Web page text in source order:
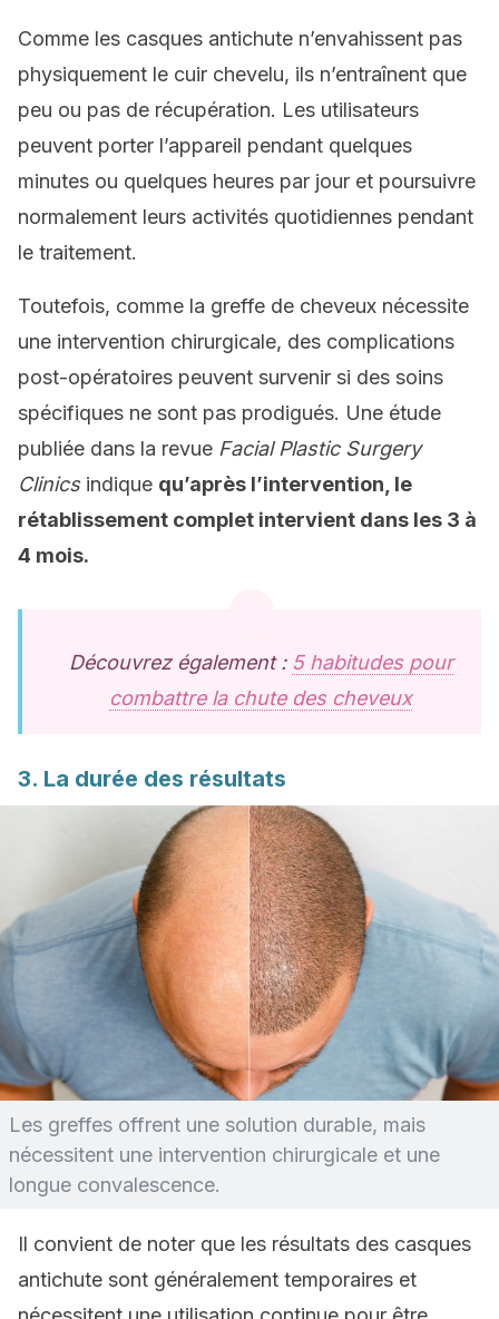
Comme les casques antichute n’envahissent pas
physiquement le cuir chevelu, ils n’entraînent que
peu ou pas de récupération. Les utilisateurs
peuvent porter l’appareil pendant quelques
minutes ou quelques heures par jour et poursuivre
normalement leurs activités quotidiennes pendant
le traitement.
Toutefois, comme la greffe de cheveux nécessite
une intervention chirurgicale, des complications
post-opératoires peuvent survenir si des soins
spécifiques ne sont pas prodigués. Une étude
publiée dans la revue Facial Plastic Surgery
Clinics indique qu’après l’intervention, le
rétablissement complet intervient dans les 3 à
4 mois.
Découvrez également : 5 habitudes pour
combattre la chute des cheveux
3. La durée des résultats
Les greffes offrent une solution durable, mais
nécessitent une intervention chirurgicale et une
longue convalescence.
Il convient de noter que les résultats des casques
antichute sont généralement temporaires et